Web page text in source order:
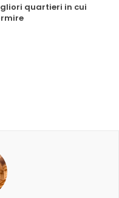
quartieri in cui